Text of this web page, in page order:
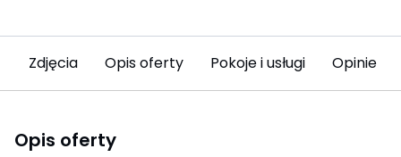
Zdjęcia Opis oferty Pokoje i usługi Opinie
Opis oferty